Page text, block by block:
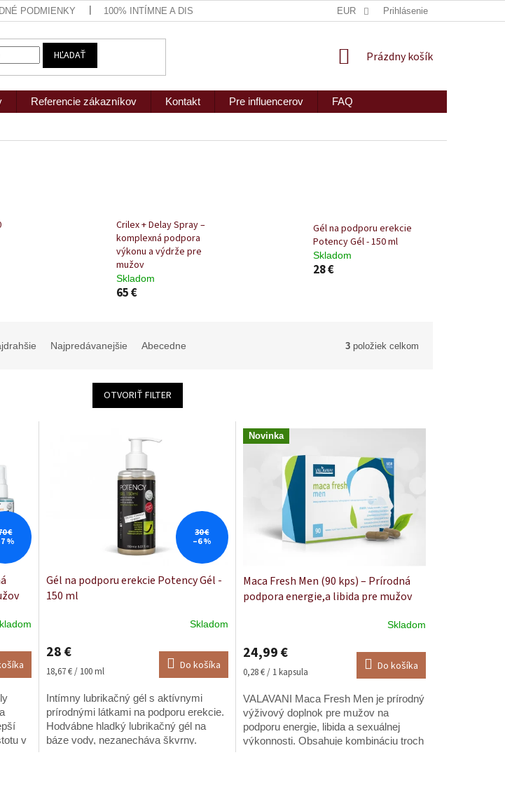
PODMIENKY 100% INTÍMNE A DISKRÉTNE ZASLANIE MAPA SERVERU 2PEOPLE S.R.O.
EUR Prihlásenie
HĽADAŤ
NÁKUPNÝ
Prázdny košík
Referencie zákazníkov Kontakt Pre influencerov FAQ
Crilex + Delay Spray –
komplexná podpora
výkonu a výdrže pre
mužov
Skladom
65 €
Gél na podporu erekcie
Potency Gél - 150 ml
Skladom
28 €
Najpredávanejšie Abecedne 3 položiek celkom
OTVORIŤ FILTER
€
%
v
30 €
–6 %
Gél na podporu erekcie Potency Gél -
150 ml
produktu
je
5,0
z
hviezdičiek.
Skladom
28 €
Jednotková
18,67 € / 100 ml Do košíka
Intímny lubrikačný gél s aktívnymi
prírodnými látkami na podporu erekcie.
Hodvábne hladký lubrikačný gél na
báze vody, nezanecháva škvrny.
Novinka
Maca Fresh Men (90 kps) – Prírodná
podpora energie,a libida pre mužov
produktu
je
4,9
z
5
hviezdičiek.
Skladom
24,99 €
Jednotková
0,28 € / 1 kapsula Do košíka
VALAVANI Maca Fresh Men je prírodný
výživový doplnok pre mužov na
podporu energie, libida a sexuálnej
výkonnosti. Obsahuje kombináciu troch